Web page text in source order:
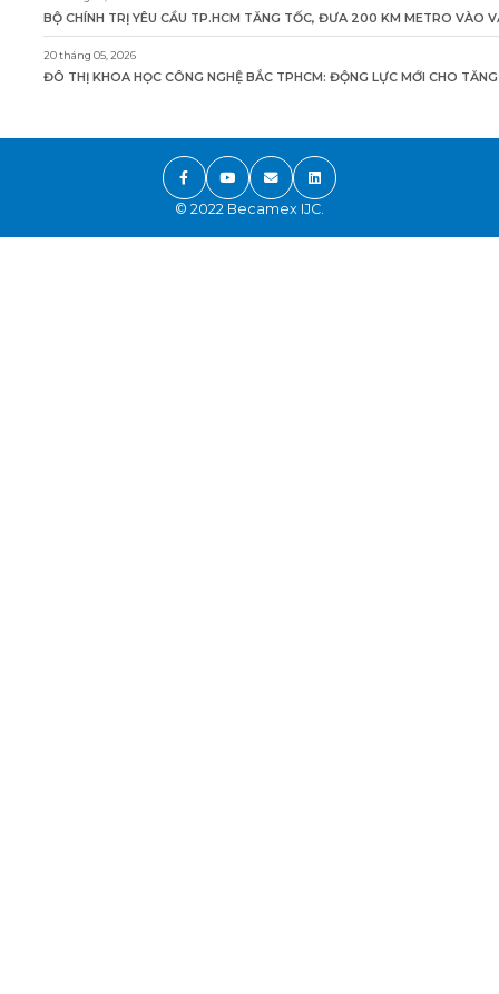
BỘ CHÍNH TRỊ YÊU CẦU TP.HCM TĂNG TỐC, ĐƯA 200 KM METRO VÀO
20 tháng 05, 2026
ĐÔ THỊ KHOA HỌC CÔNG NGHỆ BẮC TPHCM: ĐỘNG LỰC MỚI CHO
© 2022 Becamex IJC.